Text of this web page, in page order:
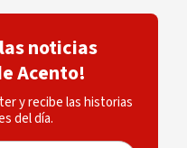
noticias
Acento!
y recibe las historias
del día.